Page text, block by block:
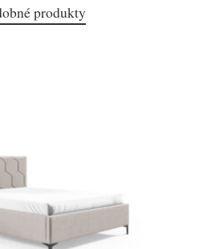
produkty